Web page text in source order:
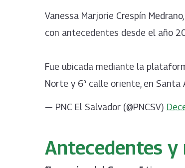
Vanessa Marjorie Crespín
con antecedentes desde el año
Fue ubicada mediante la
Norte y 6ª calle oriente, en Santa
— PNC El Salvador (@PNCSV)
Antecedentes y